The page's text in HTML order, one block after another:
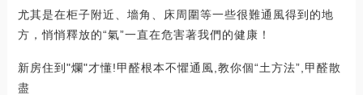
尤其是在柜子附近、墻角、床周圍等一些很難通風得到的地
方，悄悄釋放的“氣”一直在危害著我們的健康！
新房住到"爛"才懂!甲醛根本不懼通風,教你個“土方法”,甲醛散
盡